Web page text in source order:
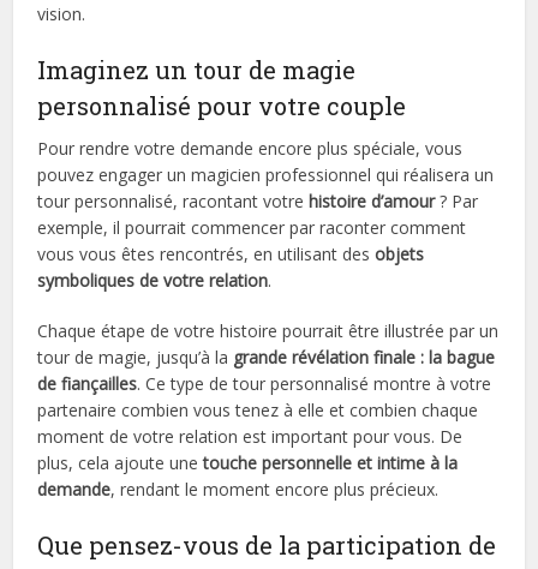
vision.
Imaginez un tour de magie
personnalisé pour votre couple
Pour rendre votre demande encore plus spéciale, vous
pouvez engager un magicien professionnel qui réalisera un
tour personnalisé, racontant votrehistoire d’amour? Par
exemple, il pourrait commencer par raconter comment
vous vous êtes rencontrés, en utilisant desobjets
symboliques de votre relation.
Chaque étape de votre histoire pourrait être illustrée par un
tour de magie, jusqu’à la grande révélation finale : la bague
de fiançailles. Ce type de tour personnalisé montre à votre
partenaire combien vous tenez à elle et combien chaque
moment de votre relation est important pour vous. De
plus, cela ajoute unetouche personnelle et intime à la
demande, rendant le moment encore plus précieux.
Que pensez-vous de la participation de